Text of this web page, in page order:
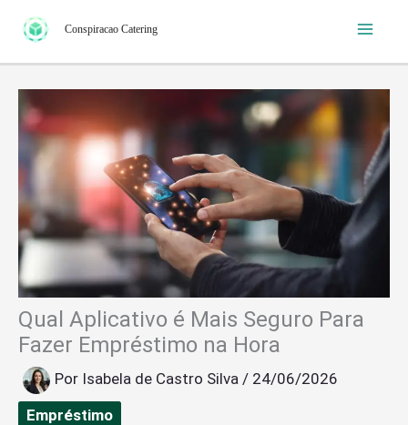
para
o
conteúdo
Conspiracao Catering
Qual Aplicativo é Mais Seguro Para
Fazer Empréstimo na Hora
Por Isabela de Castro Silva / 24/06/2026
Empréstimo